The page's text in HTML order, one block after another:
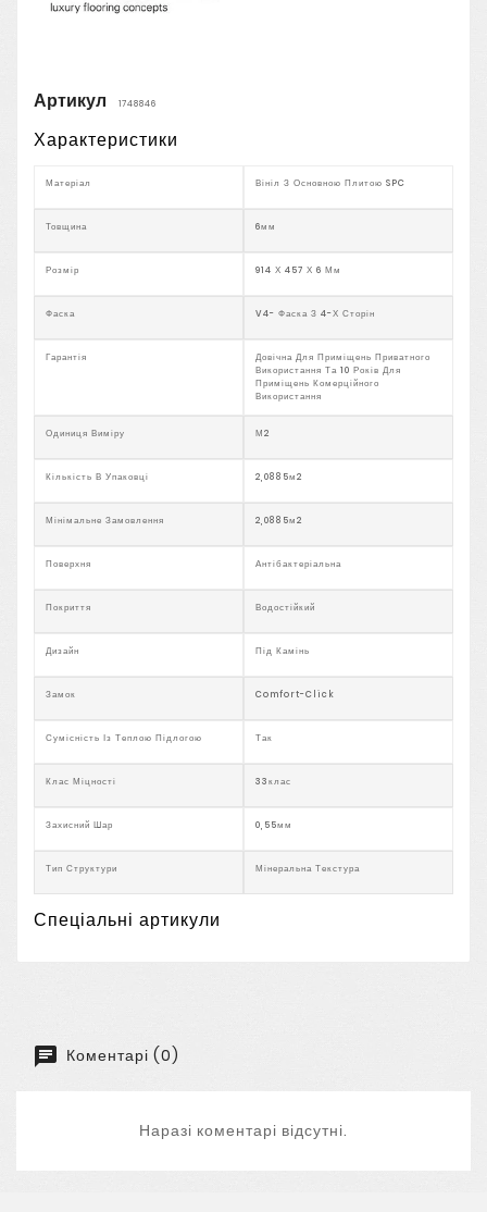
Артикул 1748846
Характеристики
Матеріал Вініл З Основною Плитою SPC
Товщина 6мм
Розмір 914 Х 457 Х 6 Мм
Фаска V4- Фаска З 4-Х Сторін
Гарантія
Довічна Для Приміщень Приватного
Використання Та 10 Років Для
Приміщень Комерційного
Використання
Одиниця Виміру М2
Кількість В Упаковці 2,0885м2
Мінімальне Замовлення 2,0885м2
Поверхня Антібактеріальна
Покриття Водостійкий
Дизайн Під Камінь
Замок Comfort-Click
Сумісність Із Теплою Підлогою Так
Клас Міцності 33клас
Захисний Шар 0,55мм
Тип Структури Мінеральна Текстура
Спеціальні артикули
Коментарі (0)
Наразі коментарі відсутні.